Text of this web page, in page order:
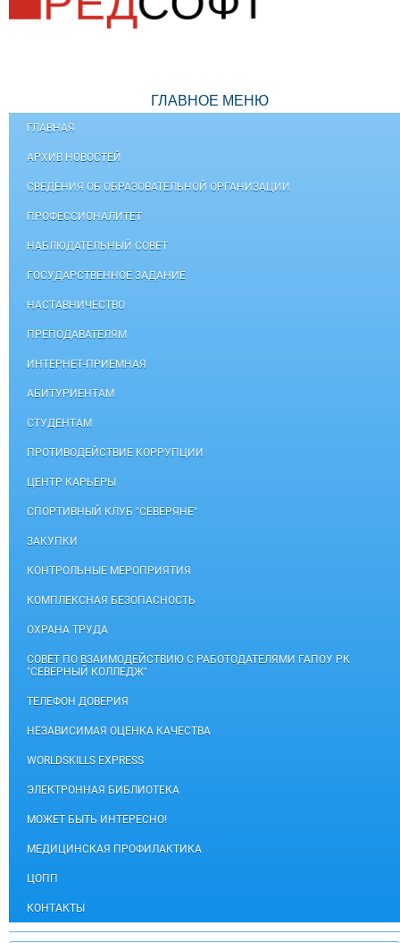
ГЛАВНОЕ МЕНЮ
ГЛАВНАЯ
АРХИВ НОВОСТЕЙ
СВЕДЕНИЯ ОБ ОБРАЗОВАТЕЛЬНОЙ ОРГАНИЗАЦИИ
ПРОФЕССИОНАЛИТЕТ
НАБЛЮДАТЕЛЬНЫЙ СОВЕТ
ГОСУДАРСТВЕННОЕ ЗАДАНИЕ
НАСТАВНИЧЕСТВО
ПРЕПОДАВАТЕЛЯМ
ИНТЕРНЕТ-ПРИЕМНАЯ
АБИТУРИЕНТАМ
СТУДЕНТАМ
ПРОТИВОДЕЙСТВИЕ КОРРУПЦИИ
ЦЕНТР КАРЬЕРЫ
СПОРТИВНЫЙ КЛУБ "СЕВЕРЯНЕ"
ЗАКУПКИ
КОНТРОЛЬНЫЕ МЕРОПРИЯТИЯ
КОМПЛЕКСНАЯ БЕЗОПАСНОСТЬ
ОХРАНА ТРУДА
СОВЕТ ПО ВЗАИМОДЕЙСТВИЮ С РАБОТОДАТЕЛЯМИ ГАПОУ РК
"СЕВЕРНЫЙ КОЛЛЕДЖ"
ТЕЛЕФОН ДОВЕРИЯ
НЕЗАВИСИМАЯ ОЦЕНКА КАЧЕСТВА
WORLDSKILLS EXPRESS
ЭЛЕКТРОННАЯ БИБЛИОТЕКА
МОЖЕТ БЫТЬ ИНТЕРЕСНО!
МЕДИЦИНСКАЯ ПРОФИЛАКТИКА
ЦОПП
КОНТАКТЫ